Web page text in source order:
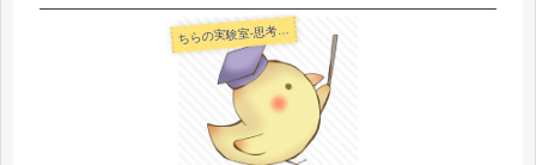
ちらの実験室-思考・失敗談・リアルタイム実況等を発信します-